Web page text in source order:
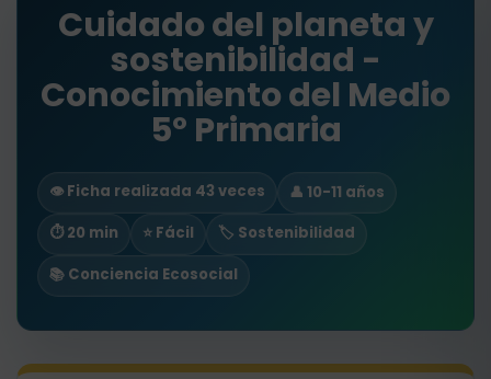
Cuidado del planeta y
sostenibilidad -
Conocimiento del Medio
5º Primaria
👁️ Ficha realizada 43 veces
👤 10-11 años
⏱ 20 min
⭐ Fácil
🏷️ Sostenibilidad
📚 Conciencia Ecosocial